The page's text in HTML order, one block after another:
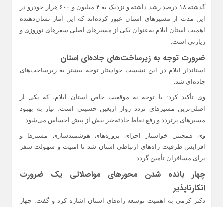
گذشته ۱۸ درصد رشد داشته و نزدیک به ۴ میلیون و ۶۰۰ هزار خودرو در
این مدت از مسیرهای استان عبور کرده‌اند که این آمار نشان‌دهنده
اهمیت استان ایلام به‌عنوان یکی از مسیرهای اصلی سفرهای نوروزی و
زیارتی است.
ضرورت توجه به زیرساخت‌های جاده‌ای استان
استاندار ایلام در این نشست خواستار توجه بیشتر به زیرساخت‌های
جاده‌ای شد.
وی تأکید کرد: با توجه به موقعیت خاص استان ایلام، که یکی از
اصلی‌ترین مسیرهای تردد زوار اربعین حسینی است، نیاز به بهبود
مسیرهای پرتردد و رفع نقاط حادثه‌خیز بیش از پیش احساس می‌شود.
وی همچنین خواستار اجرای پروژه‌های هوشمندسازی مسیرها و
افزایش ظرفیت راه‌های ارتباطی استان شد تا امنیت و سهولت سفر
برای مسافران تأمین گردد.
چهار بانده شدن محورهای مواصلاتی یک ضرورت
انکارناپذیر
دکتر کرمی به اهمیت توسعه راه‌های استان اشاره کرد و گفت: چهار